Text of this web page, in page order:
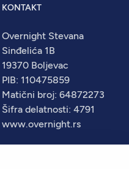
KONTAKT
Overnight Stevana
Sinđelića 1B
19370 Boljevac
PIB: 110475859
Matični broj: 64872273
Šifra delatnosti: 4791
www.overnight.rs